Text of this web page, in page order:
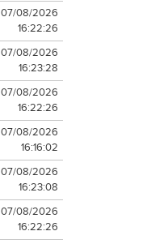
07/08/2026
16:22:26
07/08/2026
16:23:28
07/08/2026
16:22:26
07/08/2026
16:16:02
07/08/2026
16:23:08
07/08/2026
16:22:26